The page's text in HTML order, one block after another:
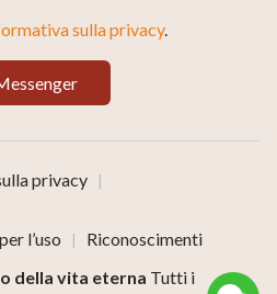
sulla privacy.
privacy |
l’uso |
Riconoscimenti
della vita eterna Tutti i
asciugherà le
ogni sofferenza.Se hai
WhatsApp per imparare
la Sua salvezza.